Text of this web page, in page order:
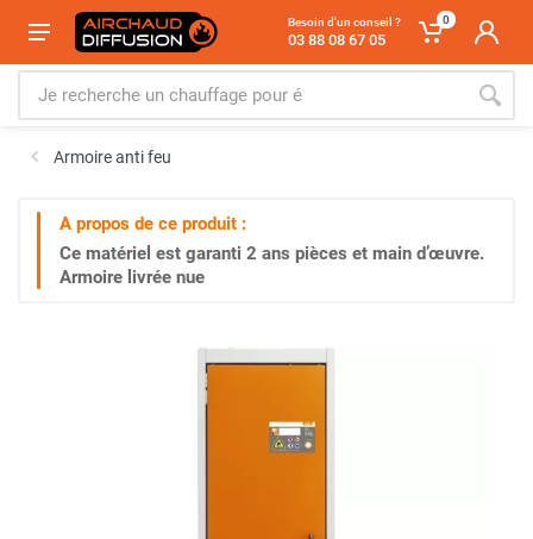
Besoin d'un conseil ?
03 88 08 67 05
0
Armoire anti feu
A propos de ce produit :
Ce matériel est garanti 2 ans pièces et main d’œuvre.
Armoire livrée nue